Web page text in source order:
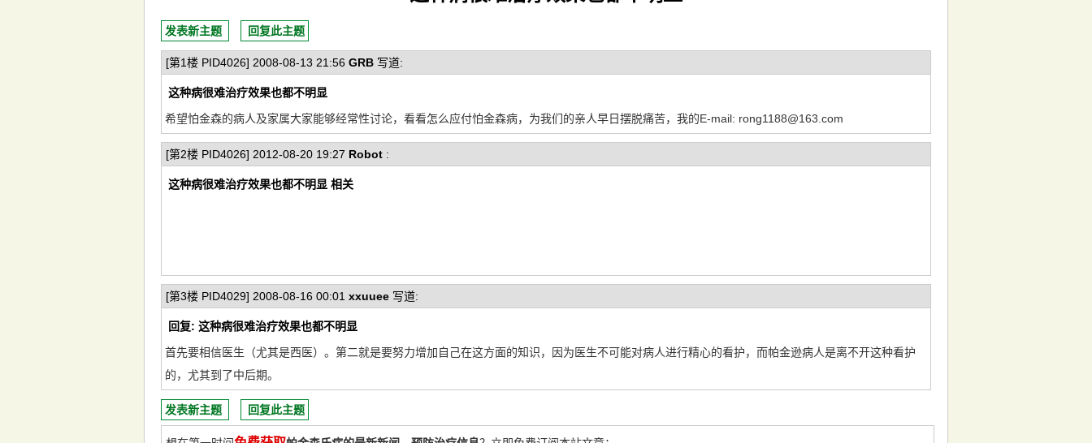
发表新主题 回复此主题
[第1楼 PID4026] 2008-08-13 21:56 GRB 写道:
这种病很难治疗效果也都不明显
希望怕金森的病人及家属大家能够经常性讨论，看看怎么应付怕金森病，为我们的亲人早日摆脱痛苦，我的E-mail: rong1188@163.com
[第2楼 PID4026] 2012-08-20 19:27 Robot :
这种病很难治疗效果也都不明显 相关
[第3楼 PID4029] 2008-08-16 00:01 xxuuee 写道:
回复: 这种病很难治疗效果也都不明显
首先要相信医生（尤其是西医）。第二就是要努力增加自己在这方面的知识，因为医生不可能对病人进行精心的看护，而帕金逊病人是离不开这种看护
的，尤其到了中后期。
发表新主题 回复此主题